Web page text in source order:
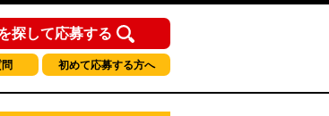
探して応募する
初めて応募する方へ